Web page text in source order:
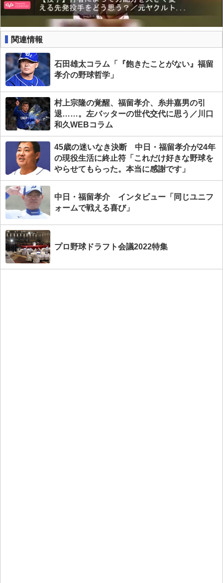
関連情報
石田雄太コラム「『飽きたことがない』福留
孝介の野球哲学」
村上宗隆の覚醒、福留孝介、糸井嘉男の引
退……。左バッターの世代交代に思う／川口
和久WEBコラム
45歳の迷いなき決断 中日・福留孝介が24年
の現役生活に終止符「これだけ好きな野球を
やらせてもらった。本当に感謝です」
中日・福留孝介 インタビュー「同じユニフ
ォームで戦える喜び」
プロ野球ドラフト会議2022特集